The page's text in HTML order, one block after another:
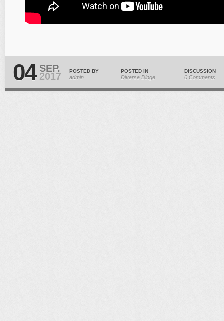
04 SEP.
2017 POSTED BY
admin
POSTED IN
Diverse Dinge
DISCUSSION
0 Comments